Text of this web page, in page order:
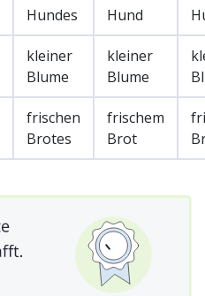
Hundes
Hund
kleiner
Blume
kleiner
Blume
frischen
Brotes
frischem
Brot